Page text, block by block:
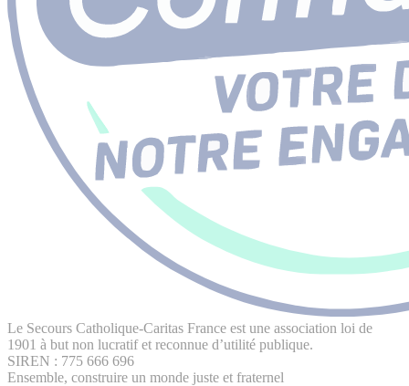
Le Secours Catholique-Caritas France est une association loi de
1901 à but non lucratif et reconnue d’utilité publique.
SIREN : 775 666 696
Ensemble, construire un monde juste et fraternel